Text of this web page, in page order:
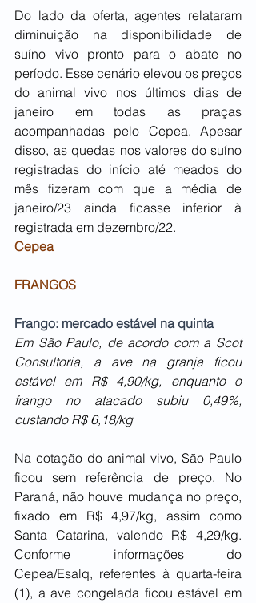
Do lado da oferta, agentes relataram
diminuição na disponibilidade de
suíno vivo pronto para o abate no
período. Esse cenário elevou os preços
do animal vivo nos últimos dias de
janeiro em todas as praças
acompanhadas pelo Cepea. Apesar
disso, as quedas nos valores do suíno
registradas do início até meados do
mês fizeram com que a média de
janeiro/23 ainda ficasse inferior à
registrada em dezembro/22.
Cepea
FRANGOS
Frango: mercado estável na quinta
Em São Paulo, de acordo com a Scot
Consultoria, a ave na granja ficou
estável em R$ 4,90/kg, enquanto o
frango no atacado subiu 0,49%,
custando R$ 6,18/kg
Na cotação do animal vivo, São Paulo
ficou sem referência de preço. No
Paraná, não houve mudança no preço,
fixado em R$ 4,97/kg, assim como
Santa Catarina, valendo R$ 4,29/kg.
Conforme informações do
Cepea/Esalq, referentes à quarta-feira
(1), a ave congelada ficou estável em